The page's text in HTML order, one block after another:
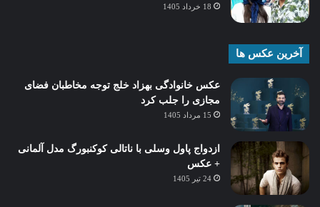
18 خرداد 1405
آخرین عکس ها
عکس خانوادگی بهزاد خلج توجه مخاطبان فضای
مجازی را جلب کرد
15 مرداد 1405
ازدواج پاول وسلی با ناتالی کوکنبورگ مدل آلمانی
+ عکس
24 تیر 1405